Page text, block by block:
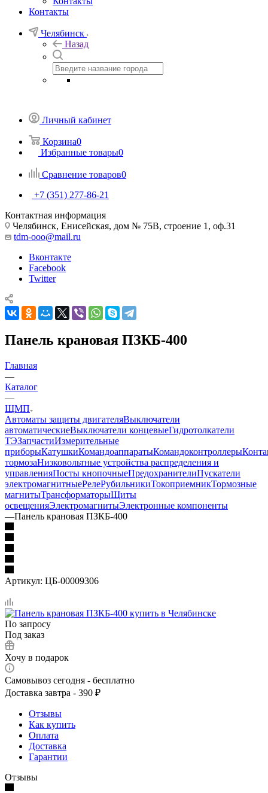
Контакты
Челябинск
Назад
Личный кабинет
Корзина0
Избранные товары0
Сравнение товаров0
+7 (351) 277-86-21
Контактная информация
Челябинск, Енисейская, дом № 75В, строение 1, оф.31
tdm-ooo@mail.ru
Вконтакте
Facebook
Twitter
Панель крановая ПЗКБ-400
Главная
—
Каталог
—
ЩМП
Автоматы защиты двигателяВыключатели
автоматическиеВыключатели концевыеГидротолкатели
ТЭЗапчастиИзмерительные
приборыКатушкиКомандоаппаратыКомандоконтроллеры
тормозаНизковольтные устройства распределения и
управленияПосты кнопочныеПредохранителиПускатели
электромагнитныеРелеРубильникиТокоприемникТормозные
магнитыТрансформаторыЩиты
освещенияЭлектромагнитыЭлектронные компоненты
—Панель крановая ПЗКБ-400
Артикул: ЦБ-00009306
По запросу
Под заказ
Хочу в подарок
Самовывоз сегодня - бесплатно
Доставка завтра - 390 ₽
Отзывы
Как купить
Оплата
Доставка
Гарантии
Отзывы